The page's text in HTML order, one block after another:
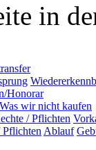
in
Honorar
Was wir nicht kaufen
/ Pflichten
Pflichten Ablauf